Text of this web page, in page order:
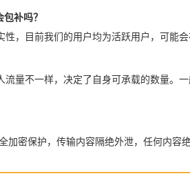
补吗？
，目前我们的用户均为活跃用户，可能
量不一样，决定了自身可承载的数量。
密保护，传输内容隔绝外泄，任何内容